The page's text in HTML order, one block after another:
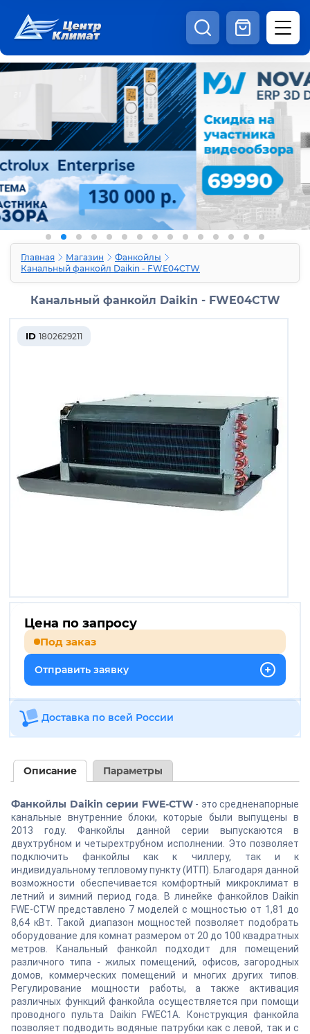
Наши видео
Статьи Вакансии
Наши работы Отзывы
Доставка и оплата Оферта
Контакты
8:00 - 20:00 Шоурум
+7 (495) 150-69-19 zakaz@centrclimat.ru
Главная Магазин
Фанкойлы
Канальный фанкойл Daikin - FWE04CTW
Канальный фанкойл Daikin - FWE04CTW
ID 1802629211
Цена по запросу
Под заказ
Отправить заявку
Доставка по всей России
Описание Параметры
Фанкойлы Daikin серии FWE-CTW- это средненапорные
канальные внутренние блоки, которые были выпущены в
2013 году. Фанкойлы данной серии выпускаются в
двухтрубном и четырехтрубном исполнении. Это позволяет
подключить фанкойлы как к чиллеру, так и к
индивидуальному тепловому пункту (ИТП). Благодаря данной
возможности обеспечивается комфортный микроклимат в
летний и зимний период года. В линейке фанкойлов Daikin
FWE-CTW представлено 7 моделей с мощностью от 1,81 до
8,64 кВт. Такой диапазон мощностей позволяет подобрать
оборудование для комнат размером от 20 до 100 квадратных
метров. Канальный фанкойл подходит для помещений
различного типа - жилых помещений, офисов, загородных
домов, коммерческих помещений и многих других типов.
Регулирование мощности работы, а также активация
различных функций фанкойла осуществляется при помощи
проводного пульта Daikin FWEC1A. Конструкция фанкойла
позволяет подводить водяные патрубки как с левой, так и с